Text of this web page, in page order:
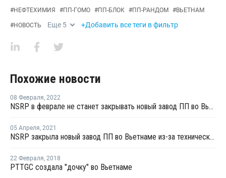
#НЕФТЕХИМИЯ #ПП-ГОМО #ПП-БЛОК #ПП-РАНДОМ #ВЬЕТНАМ
#НОВОСТЬ Еще 5 +Добавить все теги в фильтр
Похожие новости
08 Февраля, 2022
NSRP в феврале не станет закрывать новый завод ПП во Вьетнаме
05 Апреля, 2021
NSRP закрыла новый завод ПП во Вьетнаме из-за технических проблем
22 Февраля, 2018
PTTGC создала "дочку" во Вьетнаме